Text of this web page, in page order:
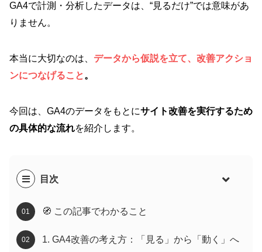
GA4で計測・分析したデータは、“見るだけ”では意味があ
りません。
本当に大切なのは、 データから仮説を立て、改善アクショ
ンにつなげること。
今回は、GA4のデータをもとにサイト改善を実行するため
の具体的な流れを紹介します。
目次
🧭 この記事でわかること
1. GA4改善の考え方：「見る」から「動く」へ